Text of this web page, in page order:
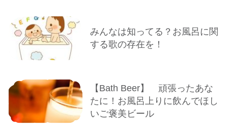
みんなは知ってる？お風呂に関
する歌の存在を！
【Bath Beer】 頑張ったあな
たに！お風呂上りに飲んでほし
いご褒美ビール